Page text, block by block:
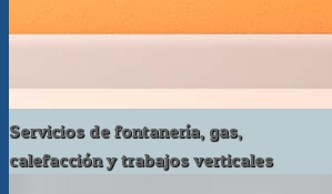
Servicios de fontanería, gas,
calefacción y trabajos verticales